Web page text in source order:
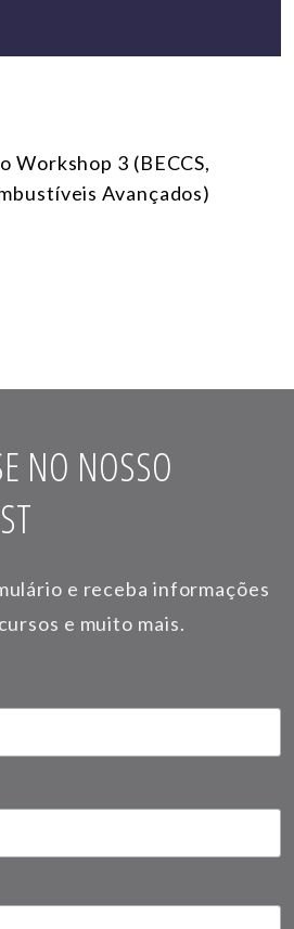
Workshop 3 (BECCS,
Avançados)
NO NOSSO
e receba informações
e muito mais.